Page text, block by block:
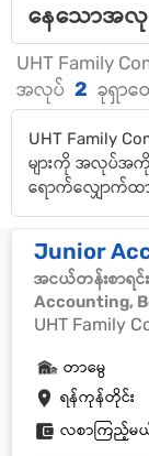
နေသောအလု
UHT Family
အလုပ် 2 ခုရှာ
UHT Family
များကို အလုပ်အကို
ရောက်လျှောက်ထ
Junior
အငယ်တန်းစာရင်
Accounting,
UHT Family
ရန်ကုန်တိုင်း
တာမွေ
လစာကြည့်မ